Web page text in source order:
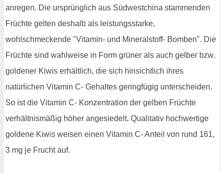
anregen. Die ursprünglich aus Südwestchina stammenden
Früchte gelten deshalb als leistungsstarke,
wohlschmeckende "Vitamin- und Mineralstoff- Bomben". Die
Früchte sind wahlweise in Form grüner als auch gelber bzw.
goldener Kiwis erhältlich, die sich hinsichtlich ihres
natürlichen Vitamin C- Gehaltes geringfügig unterscheiden.
So ist die Vitamin C- Konzentration der gelben Früchte
verhältnismäßig höher angesiedelt. Qualitativ hochwertige
goldene Kiwis weisen einen Vitamin C- Anteil von rund 161,
3 mg je Frucht auf.